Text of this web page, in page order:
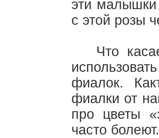
эти малышки
с этой розы
Что
фиалок.
фиалки от
про цветы
часто